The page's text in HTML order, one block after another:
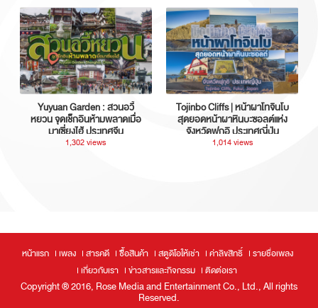
Yuyuan Garden : สวนอวี้
หยวน จุดเช็กอินห้ามพลาดเมื่อ
มาเซี่ยงไฮ้ ประเทศจีน
1,302 views
Tojinbo Cliffs | หน้าผาโทจินโบ
สุดยอดหน้าผาหินบะซอลต์แห่ง
จังหวัดฟุกุอิ ประเทศญี่ปุ่น
1,014 views
หน้าแรก เพลง สารคดี ซื้อสินค้า สตูดิโอให้เช่า ค่าลิขสิทธิ์
รายชื่อเพลง
เกี่ยวกับเรา
ข่าวสารและกิจกรรม ติดต่อเรา
Copyright ® 2016, Rose Media and Entertainment Co., Ltd., All rights
Reserved.